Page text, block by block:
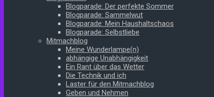
Blogparade: Der perfekte Sommer
Blogparade: Sammelwut
Blogparade: Mein Haushaltschaos
Blogparade: Selbstliebe
Mitmachblog
Meine Wunderlampe(n)
abhängige Unabhängigkeit
Ein Rant über das Wetter
Die Technik und ich
Laster für den Mitmachblog
Geben und Nehmen